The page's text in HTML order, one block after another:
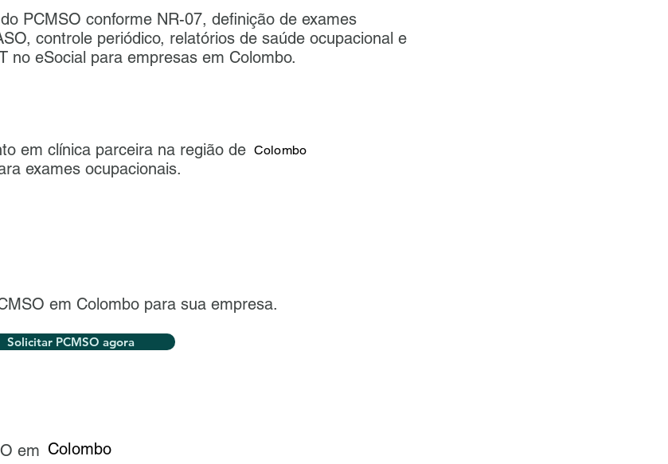
PCMSO conforme NR-07, definição de exames
controle periódico, relatórios de saúde ocupacional e
no eSocial para empresas em Colombo.
em clínica parceira na região de
exames ocupacionais.
Colombo
em Colombo para sua empresa.
Solicitar PCMSO agora
em Colombo